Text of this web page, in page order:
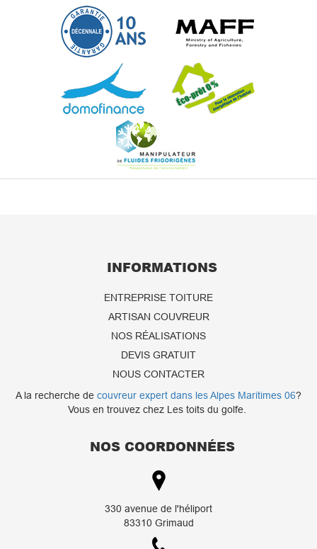
INFORMATIONS
ENTREPRISE TOITURE
ARTISAN COUVREUR
NOS RÉALISATIONS
DEVIS GRATUIT
NOUS CONTACTER
A la recherche de couvreur expert dans les Alpes Maritimes 06?
Vous en trouvez chez Les toits du golfe.
NOS COORDONNÉES
330 avenue de l'héliport
83310 Grimaud